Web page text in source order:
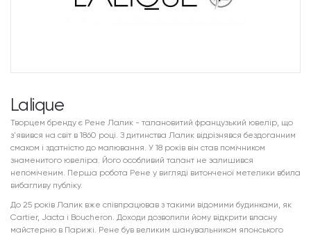
Lalique
Творцем бренду є Рене Лалик - талановитий французький ювелір, що
з'явився на світ в 1860 році. З дитинства Лалик відрізнявся бездоганним
смаком і здатністю до малювання. У 18 років він став помічником
знаменитого ювеліра. Його особливий талант не залишився
непоміченим. Перша робота Рене у вигляді витонченої метелики вбила
вибагливу публіку.
До 25 років Лалик вже співпрацював з такими відомими будинками, як
Cartier, Jacta і Boucheron. Доходи дозволили йому відкрити власну
майстерню в Парижі. Рене був великим шанувальником японського